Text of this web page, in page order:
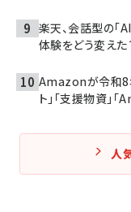
楽天、会話型の「
体験をどう変えた
Amazonが令和8
ト」「支援物資」
人